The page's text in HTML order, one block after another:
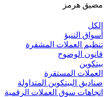
مضيق هرمز
الكل
أسواق التنبؤ
تنظيم العملات المشفرة
قانون الوضوح
بيتكوين
العملات المستقرة
صناديق البيتكوين المتداولة
اتجاهات سوق العملات الرقمية